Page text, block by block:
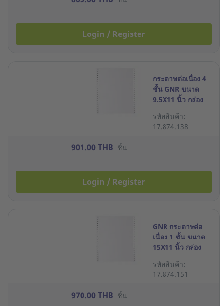
Login / Register
กระดาษต่อเนื่อง 4
ชั้น GNR ขนาด
9.5X11 นิ้ว กล่อง
รหัสสินค้า:
17.874.138
901.00 THB ชิ้น
Login / Register
GNR กระดาษต่อ
เนื่อง 1 ชั้น ขนาด
15X11 นิ้ว กล่อง
รหัสสินค้า:
17.874.151
970.00 THB ชิ้น